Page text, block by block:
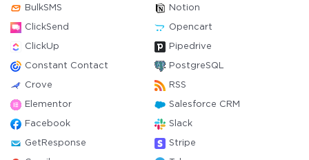
BulkSMS Notion
ClickSend Opencart
ClickUp Pipedrive
Constant Contact PostgreSQL
Crove RSS
Elementor Salesforce CRM
Facebook Slack
GetResponse Stripe